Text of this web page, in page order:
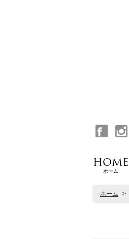
HOME
ホーム
ホーム >